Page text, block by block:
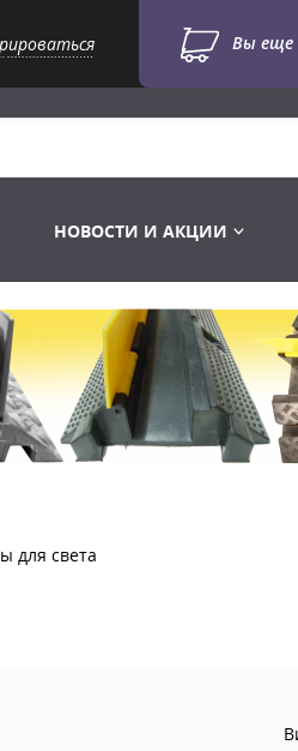
Вы еще
V
V
Лампы UV TUV
Лампы
Инструменты
Готовые
Конструктор
Лебёдки и
Фермы Штативы
6и канальные
НОВОСТИ И АКЦИИ
для света